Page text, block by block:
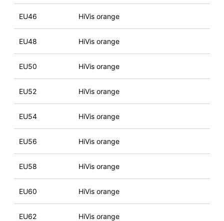
EU46 HiVis orange
EU48 HiVis orange
EU50 HiVis orange
EU52 HiVis orange
EU54 HiVis orange
EU56 HiVis orange
EU58 HiVis orange
EU60 HiVis orange
EU62 HiVis orange